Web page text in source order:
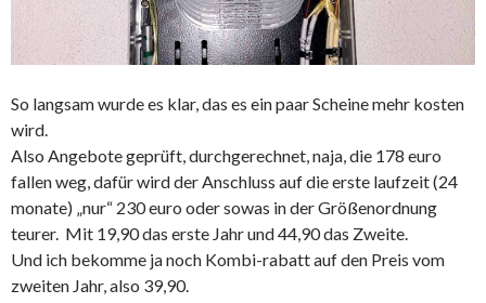
So langsam wurde es klar, das es ein paar Scheine mehr kosten
wird.
Also Angebote geprüft, durchgerechnet, naja, die 178 euro
fallen weg, dafür wird der Anschluss auf die erste laufzeit (24
monate) „nur“ 230 euro oder sowas in der Größenordnung
teurer. Mit 19,90 das erste Jahr und 44,90 das Zweite.
Und ich bekomme ja noch Kombi-rabatt auf den Preis vom
zweiten Jahr, also 39,90.